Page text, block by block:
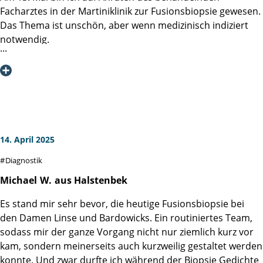
Großer Respekt ist geblieben, aber damit konnte/kann ich
umgehen.
Nicht zuletzt ergab sich auch eine rege Diskussion unter
den Teilnehmern, die alle das gleiche Thema verarbeiten
müssen. Mir hat auch das geholfen.
"Puzzlestück" für die hervorragenden Abläufe &
Arbeitsprozesse in der Martini-Klinik.
Facharztes in der Martiniklinik zur Fusionsbiopsie gewesen.
Das Thema ist unschön, aber wenn medizinisch indiziert
notwendig.
Mein Dank gilt Allen im Prozess Involvierten: Information,
Anmeldung, Aufklärung und Behandlung.
aussprechen. Das medizinische Team versorgt den
Patienten mit allen notwendigen Informationen und ist in
Behandlung Spaß gemacht hat, aber die professionelle
Herangehensweise hat für Vertrauen und Zuversicht
gesorgt.
14. April 2025
Diagnostik
Michael W. aus Halstenbek
Es stand mir sehr bevor, die heutige Fusionsbiopsie bei
den Damen Linse und Bardowicks. Ein routiniertes Team,
sodass mir der ganze Vorgang nicht nur ziemlich kurz vor
kam, sondern meinerseits auch kurzweilig gestaltet werden
konnte. Und zwar durfte ich während der Biopsie Gedichte